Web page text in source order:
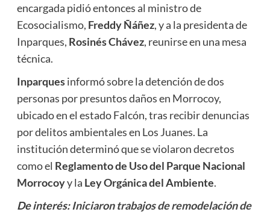
encargada pidió entonces al ministro de
Ecosocialismo, Freddy Ñáñez, y a la presidenta de
Inparques, Rosinés Chávez, reunirse en una mesa
técnica.
Inparquesinformó sobre la detención de dos
personas por presuntos daños en Morrocoy,
ubicado en el estado Falcón, tras recibir denuncias
por delitos ambientales en Los Juanes. La
institución determinó que se violaron decretos
como el Reglamento de Uso del Parque Nacional
Morrocoyy la Ley Orgánica del Ambiente.
De interés:Iniciaron trabajos de remodelación de